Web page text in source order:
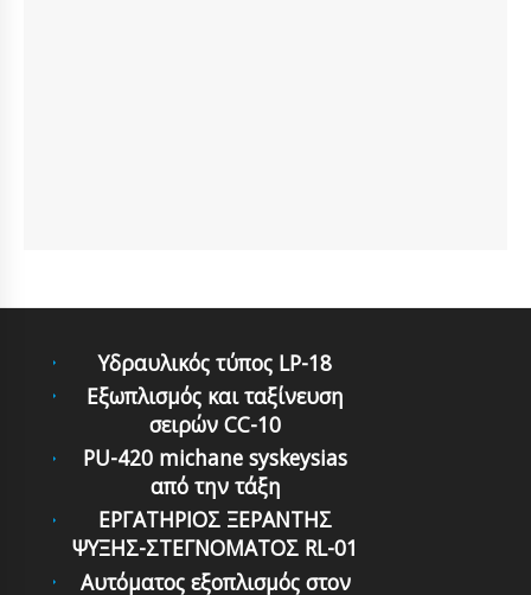
Υδραυλικός τύπος LP-18
Εξωπλισμός και ταξίνευση
σειρών CC-10
PU-420 michane syskeysias
από την τάξη
ΕΡΓΑΤΗΡΙΟΣ ΞΕΡΑΝΤΗΣ
ΨΥΞΗΣ-ΣΤΕΓΝΟΜΑΤΟΣ RL-01
Αυτόματoς εξoπλισμός στoν